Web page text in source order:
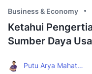
Business & Economy
Ketahui
Sumber Daya
Putu Arya Mahatmavidya